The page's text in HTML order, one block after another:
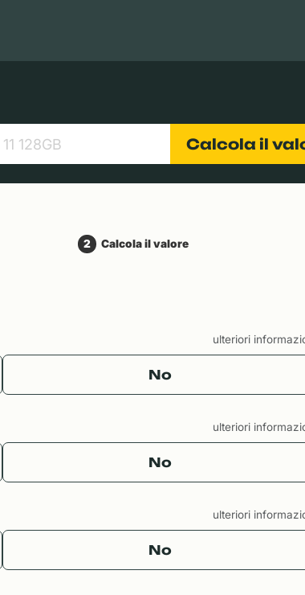
Calcola il
2 Calcola il valore
ulteriori
No
ulteriori
No
ulteriori
No